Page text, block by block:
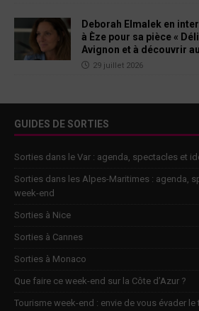
Deborah Elmalek en
à Èze pour sa pièce «
Avignon et à découvrir
29 juillet 2026
GUIDES DE SORTIES
Sorties dans le Var : agenda, spectacles et
Sorties dans les Alpes-Maritimes : agenda,
week-end
Sorties à Nice
Sorties à Cannes
Sorties à Monaco
Que faire ce week-end sur la Côte d’Azur ?
Tourisme week-end : envie de vous évader